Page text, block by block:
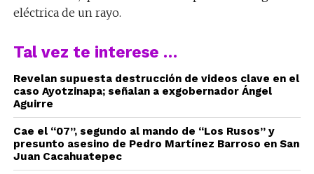
eléctrica de un rayo.
Tal vez te interese …
Revelan supuesta destrucción de videos clave en el
caso Ayotzinapa; señalan a exgobernador Ángel
Aguirre
Cae el “07”, segundo al mando de “Los Rusos” y
presunto asesino de Pedro Martínez Barroso en San
Juan Cacahuatepec